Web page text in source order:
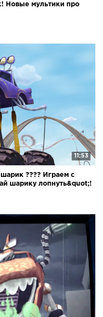
Новые мультики про
11:53
???? Играем с
шарику лопнуть&quot;!